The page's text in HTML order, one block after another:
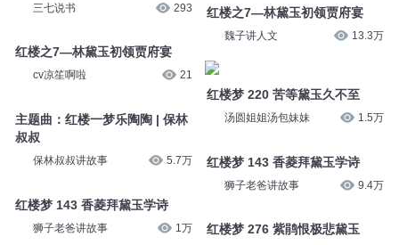
三七说书 293
红楼之7—林黛玉初领贾府宴
cv凉笙啊啦 21
主题曲：红楼一梦乐陶陶 | 保林
叔叔
保林叔叔讲故事 5.7万
红楼梦 143 香菱拜黛玉学诗
狮子老爸讲故事 1万
红楼之7—林黛玉初领贾府宴
魏子讲人文 13.3万
红楼梦 220 苦等黛玉久不至
汤圆姐姐汤包妹妹 1.5万
红楼梦 143 香菱拜黛玉学诗
狮子老爸讲故事 9.4万
红楼梦 276 紫鹃恨极悲黛玉